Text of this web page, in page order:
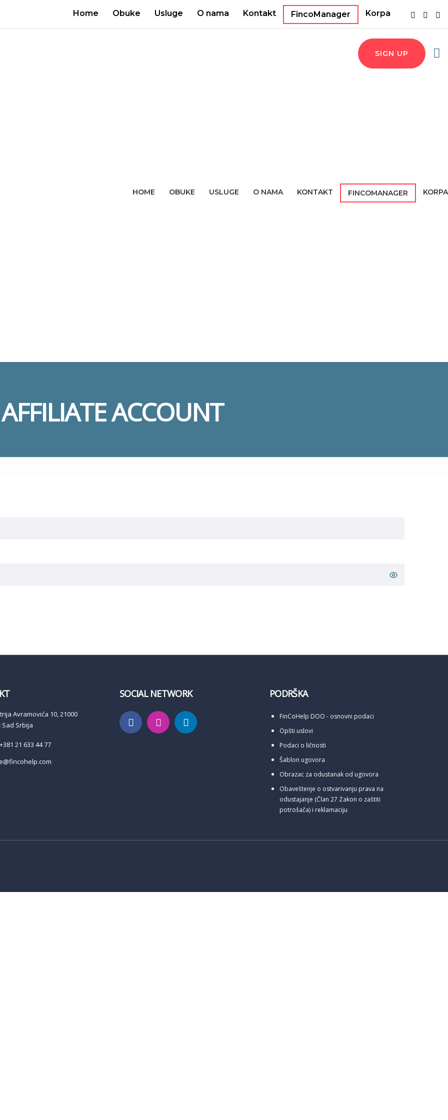
Home Obuke Usluge O nama Kontakt FincoManager Korpa
SIGN UP
HOME OBUKE USLUGE O NAMA KONTAKT FINCOMANAGER KORPA
AFFILIATE ACCOUNT
Avramovića 10, 21000
Sad Srbija
21 633 44 77
SOCIAL NETWORK PODRŠKA
FinCoHelp DOO - osnovni podaci
Opšti uslovi
Podaci o ličnosti
Šablon ugovora
Obrazac za odustanak od ugovora
Obaveštenje o ostvarivanju prava na
odustajanje (Član 27 Zakon o zaštiti
potrošača) i reklamaciju